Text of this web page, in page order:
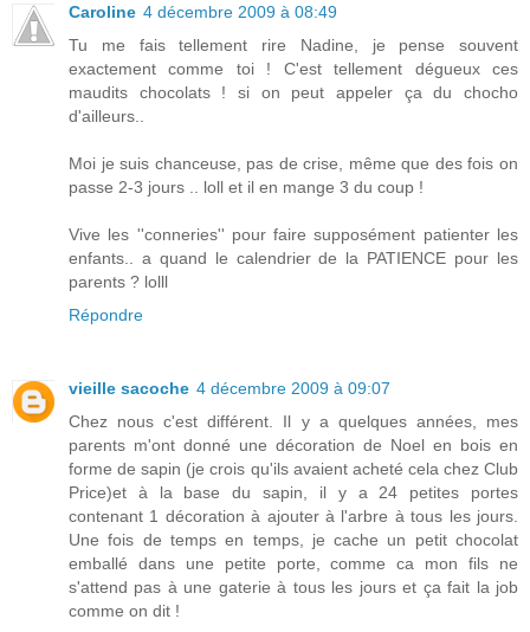
Caroline 4 décembre 2009 à 08:49
Tu me fais tellement rire Nadine, je pense souvent
exactement comme toi ! C'est tellement dégueux ces
maudits chocolats ! si on peut appeler ça du chocho
d'ailleurs..
Moi je suis chanceuse, pas de crise, même que des fois on
passe 2-3 jours .. loll et il en mange 3 du coup !
Vive les ''conneries'' pour faire supposément patienter les
enfants.. a quand le calendrier de la PATIENCE pour les
parents ? lolll
Répondre
vieille sacoche 4 décembre 2009 à 09:07
Chez nous c'est différent. Il y a quelques années, mes
parents m'ont donné une décoration de Noel en bois en
forme de sapin (je crois qu'ils avaient acheté cela chez Club
Price)et à la base du sapin, il y a 24 petites portes
contenant 1 décoration à ajouter à l'arbre à tous les jours.
Une fois de temps en temps, je cache un petit chocolat
emballé dans une petite porte, comme ca mon fils ne
s'attend pas à une gaterie à tous les jours et ça fait la job
comme on dit !